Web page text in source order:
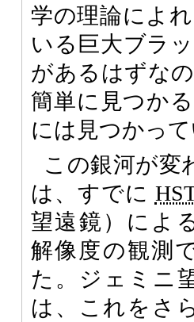
学の理論によ
いる巨大ブラ
があるはずな
簡単に見つか
には見つかっ
この銀河が変
は、すでに
望遠鏡）によ
解像度の観測
た。ジェミニ
は、これをさ